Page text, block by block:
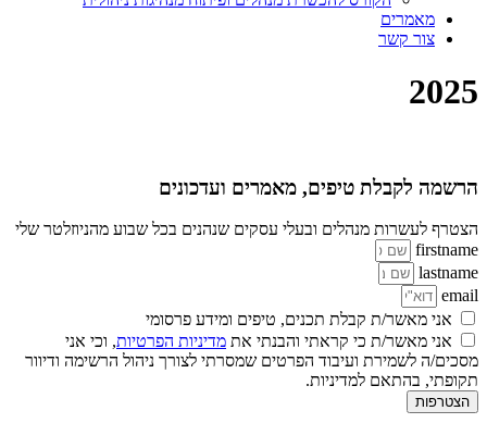
מאמרים
צור קשר
2025
הרשמה לקבלת טיפים, מאמרים ועדכונים
הצטרף לעשרות מנהלים ובעלי עסקים שנהנים בכל שבוע מהניוזלטר שלי
firstname
lastname
email
אני מאשר/ת קבלת תכנים, טיפים ומידע פרסומי
אני מאשר/ת כי קראתי והבנתי את מדיניות הפרטיות, וכי אני
מסכים/ה לשמירת ועיבוד הפרטים שמסרתי לצורך ניהול הרשימה ודיוור
תקופתי, בהתאם למדיניות.
הצטרפות